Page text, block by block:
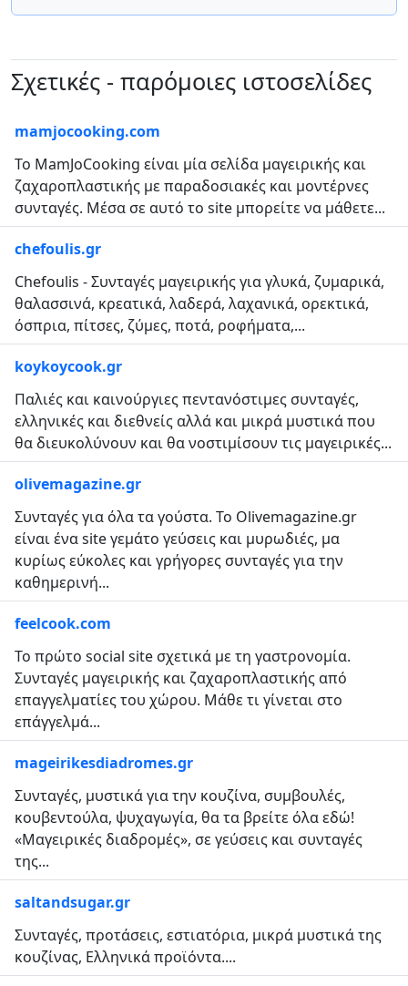
Σχετικές - παρόμοιες ιστοσελίδες
mamjocooking.com
Το MamJoCooking είναι μία σελίδα μαγειρικής και
ζαχαροπλαστικής με παραδοσιακές και μοντέρνες
συνταγές. Μέσα σε αυτό το site μπορείτε να μάθετε...
chefoulis.gr
Chefoulis - Συνταγές μαγειρικής για γλυκά, ζυμαρικά,
θαλασσινά, κρεατικά, λαδερά, λαχανικά, ορεκτικά,
όσπρια, πίτσες, ζύμες, ποτά, ροφήματα,...
koykoycook.gr
Παλιές και καινούργιες πεντανόστιμες συνταγές,
ελληνικές και διεθνείς αλλά και μικρά μυστικά που
θα διευκολύνουν και θα νοστιμίσουν τις μαγειρικές...
olivemagazine.gr
Συνταγές για όλα τα γούστα. To Olivemagazine.gr
είναι ένα site γεμάτο γεύσεις και μυρωδιές, μα
κυρίως εύκολες και γρήγορες συνταγές για την
καθημερινή...
feelcook.com
Το πρώτο social site σχετικά με τη γαστρονομία.
Συνταγές μαγειρικής και ζαχαροπλαστικής από
επαγγελματίες του χώρου. Μάθε τι γίνεται στο
επάγγελμά...
mageirikesdiadromes.gr
Συνταγές, μυστικά για την κουζίνα, συμβουλές,
κουβεντούλα, ψυχαγωγία, θα τα βρείτε όλα εδώ!
«Μαγειρικές διαδρομές», σε γεύσεις και συνταγές
της...
saltandsugar.gr
Συνταγές, προτάσεις, εστιατόρια, μικρά μυστικά της
κουζίνας, Ελληνικά προϊόντα....